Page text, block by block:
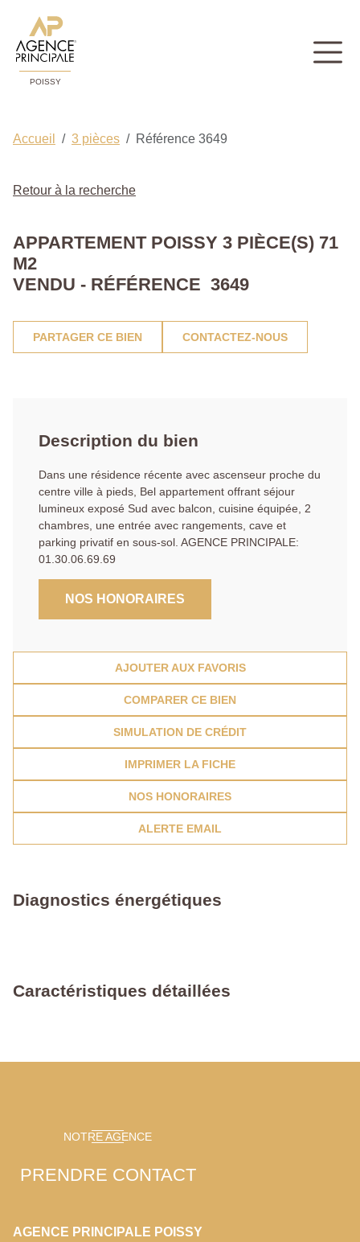
POISSY
Accueil 3 pièces Référence 3649
Retour à la recherche
APPARTEMENT POISSY 3 PIÈCE(S) 71
M2
VENDU - RÉFÉRENCE 3649
PARTAGER CE BIEN CONTACTEZ-NOUS
Description du bien
Dans une résidence récente avec ascenseur proche du
centre ville à pieds, Bel appartement offrant séjour
lumineux exposé Sud avec balcon, cuisine équipée, 2
chambres, une entrée avec rangements, cave et
parking privatif en sous-sol. AGENCE PRINCIPALE:
01.30.06.69.69
NOS HONORAIRES
AJOUTER AUX FAVORIS
COMPARER CE BIEN
SIMULATION DE CRÉDIT
IMPRIMER LA FICHE
NOS HONORAIRES
ALERTE EMAIL
Diagnostics énergétiques
Caractéristiques détaillées
NOTRE AGENCE
PRENDRE CONTACT
AGENCE PRINCIPALE POISSY